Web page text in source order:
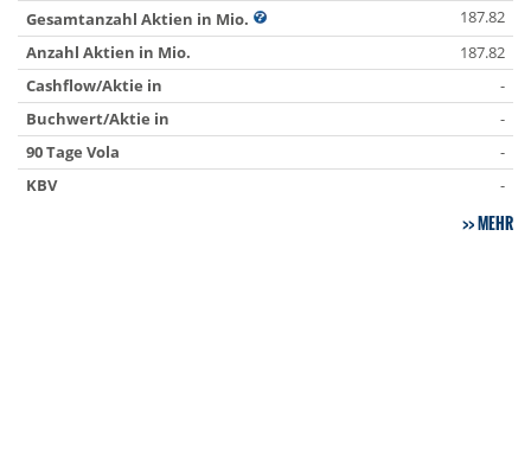
Gesamtanzahl Aktien in Mio.
187.82
Anzahl Aktien in Mio.
187.82
Cashflow/Aktie in
-
Buchwert/Aktie in
-
90 Tage Vola
-
KBV
-
MEHR